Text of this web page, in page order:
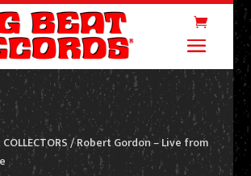
/ Robert Gordon – Live from